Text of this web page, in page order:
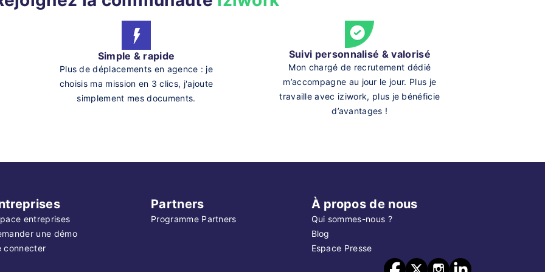
Simple & rapide
Plus de déplacements en agence : je
choisis ma mission en 3 clics, j'ajoute
simplement mes documents.
Suivi personnalisé & valorisé
Mon chargé de recrutement dédié
m’accompagne au jour le jour. Plus je
travaille avec iziwork, plus je bénéficie
d’avantages !
entreprises
une démo
connecter
Partners
Programme Partners
À propos de nous
Qui sommes-nous ?
Blog
Espace Presse